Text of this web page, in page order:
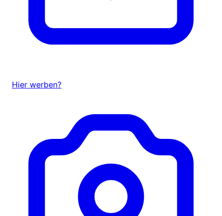
Hier werben?